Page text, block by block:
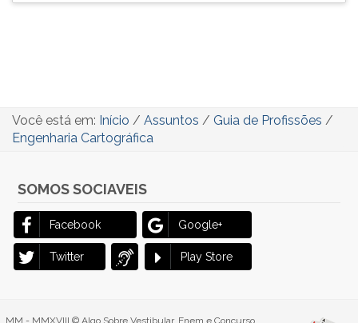
Você está em: Início / Assuntos / Guia de Profissões /
Engenharia Cartográfica
SOMOS SOCIAVEIS
Facebook Google+
Twitter Play Store
MM - MMXVIII © Algo Sobre Vestibular, Enem e Concurso